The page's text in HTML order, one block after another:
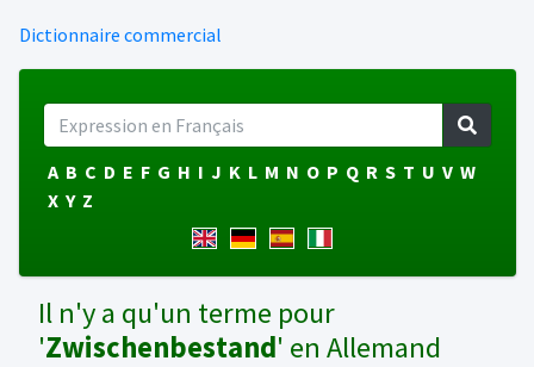
Dictionnaire commercial
A B C D E F G H I J K L M N O P Q R S T U V W
X Y Z
Il n'y a qu'un terme pour
'Zwischenbestand' en Allemand